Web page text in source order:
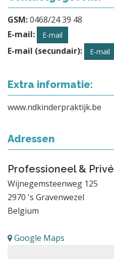
GSM:0468/24 39 48
E-mail:
E-mail
E-mail (secundair): E-mail
Extra informatie:
www.ndkinderpraktijk.be
Adressen
Professioneel & Privé
Wijnegemsteenweg 125
2970 's Gravenwezel
Belgium
Google Maps